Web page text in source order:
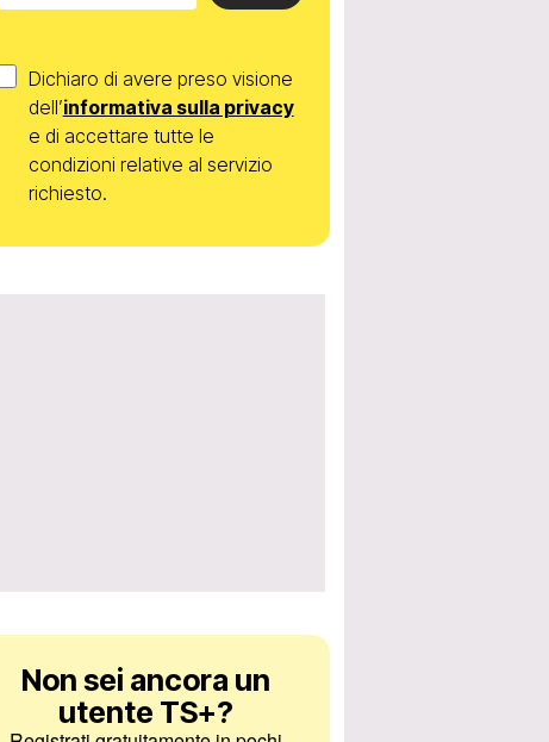
Dichiaro di avere preso visione
dell’informativa sulla privacy
e di accettare tutte le
condizioni relative al servizio
richiesto.
Non sei ancora un
utente TS+?